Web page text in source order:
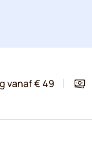
vanaf € 49